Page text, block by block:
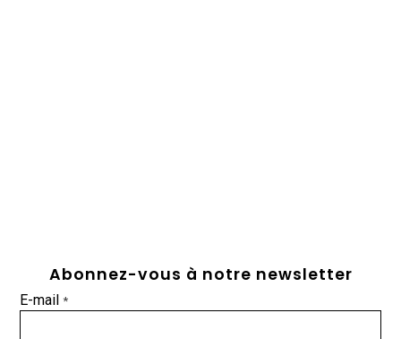
Abonnez-vous à notre newsletter
E-mail*